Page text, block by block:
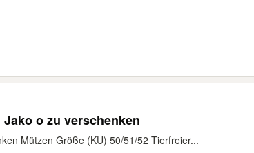
o zu verschenken
Mützen Größe (KU) 50/51/52 Tierfreier...